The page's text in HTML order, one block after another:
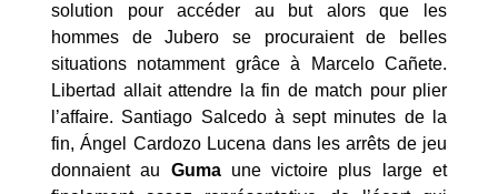
solution pour accéder au but alors que les
hommes de Jubero se procuraient de belles
situations notamment grâce à Marcelo Cañete.
Libertad allait attendre la fin de match pour plier
l’affaire. Santiago Salcedo à sept minutes de la
fin, Ángel Cardozo Lucena dans les arrêts de jeu
donnaient au Gumaune victoire plus large et